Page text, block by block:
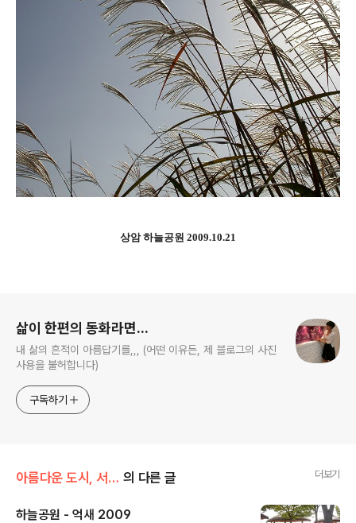
상암 하늘공원 2009.10.21
삶이 한편의 동화라면...
내 삶의 흔적이 아름답기를,,, (어떤 이유든, 제 블로그의 사진
사용을 불허합니다)
구독하기
아름다운 도시, 서울 의 다른 글 더보기
하늘공원 - 억새 2009